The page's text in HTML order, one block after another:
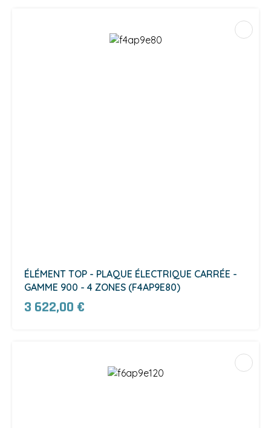
ÉLÉMENT TOP - PLAQUE ÉLECTRIQUE CARRÉE -
GAMME 900 - 4 ZONES (F4AP9E80)
3 622,00 €